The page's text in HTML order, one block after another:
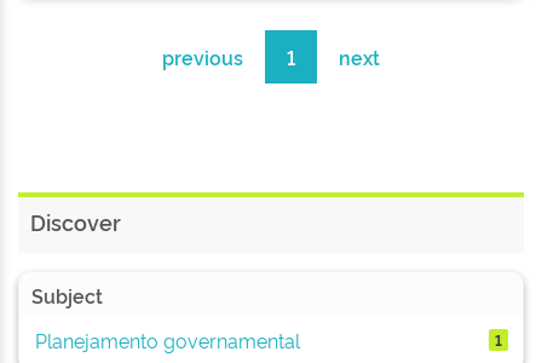
previous 1 next
Discover
Subject
Planejamento governamental
1